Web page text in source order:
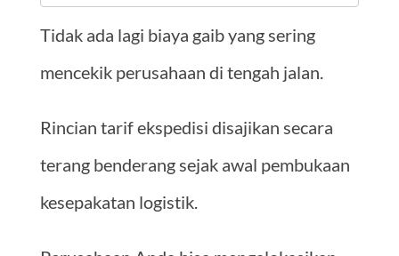
Tidak ada lagi biaya gaib yang sering
mencekik perusahaan di tengah jalan.
Rincian tarif ekspedisi disajikan secara
terang benderang sejak awal pembukaan
kesepakatan logistik.